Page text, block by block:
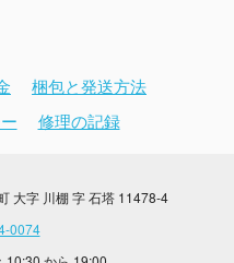
梱包と発送方法
修理の記録
大字 川棚 字 石塔 11478-4
0074